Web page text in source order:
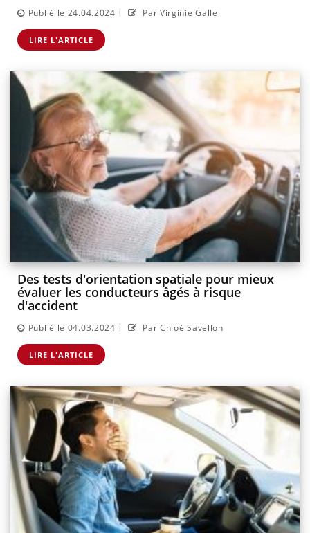
Publié le 24.04.2024 | Par Virginie Galle
LIRE L'ARTICLE
Des tests d'orientation spatiale pour mieux
évaluer les conducteurs âgés à risque
d'accident
Publié le 04.03.2024 | Par Chloé Savellon
LIRE L'ARTICLE